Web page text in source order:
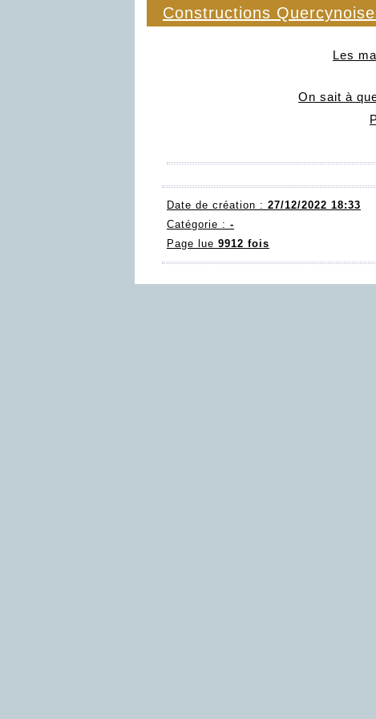
Constructions
Les
On sait à
Date de création : 27/12/2022 18:33
Catégorie : -
Page lue 9912 fois